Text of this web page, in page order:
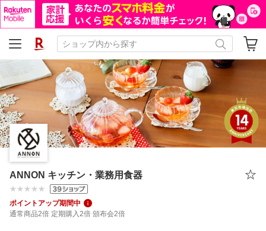
ANNON キッチン・業務用食器
ポイントアップ期間中
通常商品2倍 定期購入2倍 頒布会2倍